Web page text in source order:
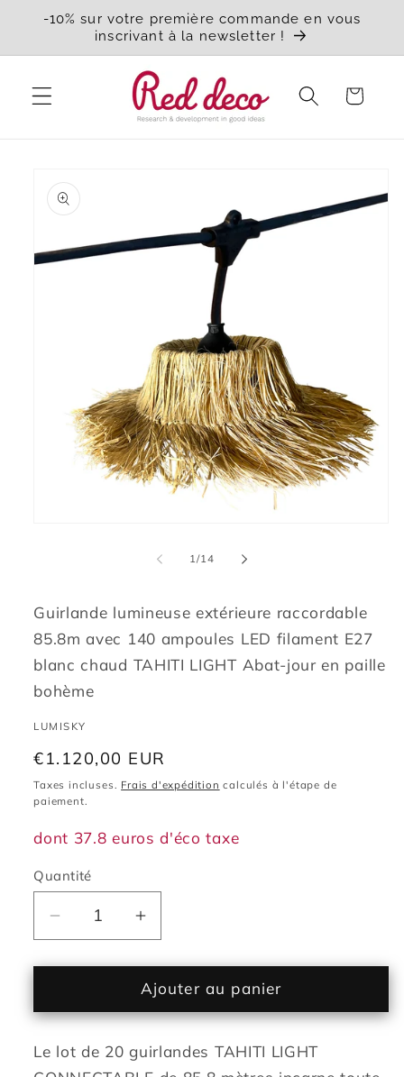
passer
contenu
-10% sur votre première commande en vous
inscrivant à la newsletter !
Panier
informations
produits
fenêtre
1/de
14
Guirlande lumineuse extérieure raccordable
85.8m avec 140 ampoules LED filament E27
blanc chaud TAHITI LIGHT Abat-jour en paille
bohème
LUMISKY
Prix
habituel
€1.120,00 EUR
Taxes incluses. Frais d'expédition calculés à l'étape de
paiement.
dont 37.8 euros d'éco taxe
Quantité
Réduire
la
quantité
Guirlande
extérieure
Augmenter
la
quantité
de
Guirlande
extérieure
Ajouter au panier
Le lot de 20 guirlandes TAHITI LIGHT